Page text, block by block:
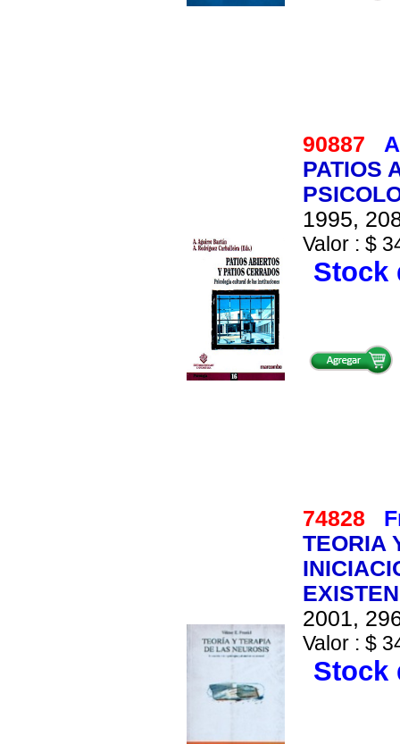
90887
PATIOS
1995,
Valor : $
Stock
74828
TEORIA
2001,
Valor : $
Stock